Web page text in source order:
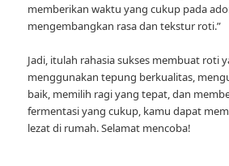
memberikan waktu yang cukup pada
mengembangkan rasa dan tekstur roti.”
Jadi, itulah rahasia sukses membuat roti
menggunakan tepung berkualitas,
baik, memilih ragi yang tepat, dan
fermentasi yang cukup, kamu dapat
lezat di rumah. Selamat mencoba!